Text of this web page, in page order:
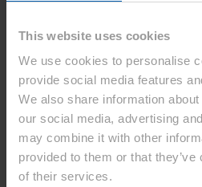
This website uses cookies
We use cookies to personalise
provide social media features
We also share information
our social media, advertising
may combine it with other
provided to them or that
of their services.
Tochterfirma von Sage Automotive
Produkte im Portfolio, die aus
Mischungen aus naturbelassenen
Meeresplastik bestehen. Alle Stoffe
antibakteriell sowie
ausgerüstet werden.
Das transparente optische Polymer
weist eine niedrige Doppelbrechung
Sichtbarkeit des Bildschirms ohne